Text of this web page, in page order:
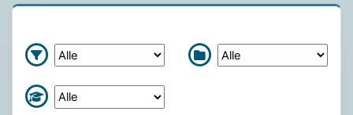
Unsere aktuellen Kurse überspringen